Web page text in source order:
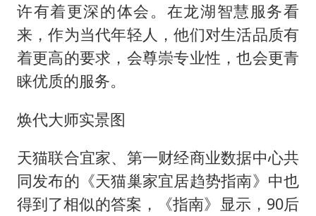
许有着更深的体会。在龙湖智慧服务看
来，作为当代年轻人，他们对生活品质有
着更高的要求，会尊崇专业性，也会更青
睐优质的服务。
焕代大师实景图
天猫联合宜家、第一财经商业数据中心共
同发布的《天猫巢家宜居趋势指南》中也
得到了相似的答案，《指南》显示，90后